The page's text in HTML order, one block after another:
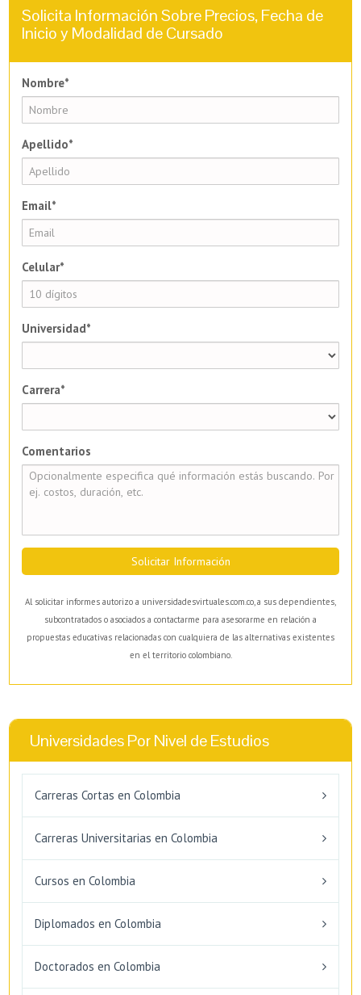
Solicita Información Sobre Precios, Fecha de
Inicio y Modalidad de Cursado
Nombre*
Apellido*
Email*
Celular*
Universidad*
Carrera*
Comentarios
Solicitar Información
Al solicitar informes autorizo a universidadesvirtuales.com.co, a sus dependientes,
subcontratados o asociados a contactarme para asesorarme en relación a
propuestas educativas relacionadas con cualquiera de las alternativas existentes
en el territorio colombiano.
Universidades Por Nivel de Estudios
Carreras Cortas en Colombia
Carreras Universitarias en Colombia
Cursos en Colombia
Diplomados en Colombia
Doctorados en Colombia